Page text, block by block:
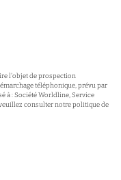
l'objet de prospection
téléphonique, prévu par
à : Société Worldline, Service
veuillez consulter notre politique de